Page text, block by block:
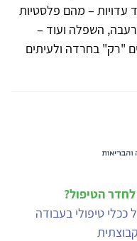
עדויות – מהם פלסטיות
השפלה ועוד –
"רק" בחרדה ולעיתים
הטיפול?
טיפולי בעבודה